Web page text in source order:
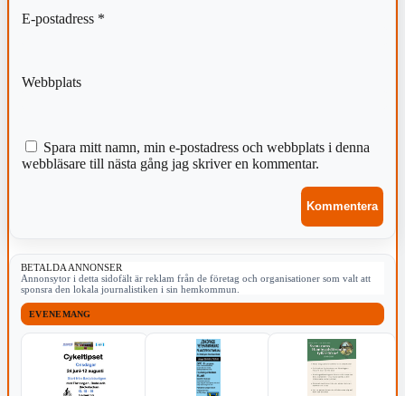
E-postadress *
Webbplats
Spara mitt namn, min e-postadress och webbplats i denna
webbläsare till nästa gång jag skriver en kommentar.
BETALDA ANNONSER
Annonsytor i detta sidofält är reklam från de företag och organisationer som valt att
sponsra den lokala journalistiken i sin hemkommun.
EVENEMANG